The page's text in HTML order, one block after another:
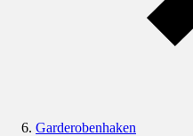
Garderobenhaken